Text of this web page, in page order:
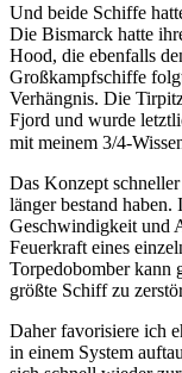
Und beide Schiffe
Die Bismarck hatte
Hood, die ebenfalls
Großkampfschiffe
Verhängnis. Die
Fjord und wurde
mit meinem 3/4-
Das Konzept
länger bestand haben.
Geschwindigkeit und
Feuerkraft eines
Torpedobomber kann
größte Schiff zu
Daher favorisiere ich
in einem System